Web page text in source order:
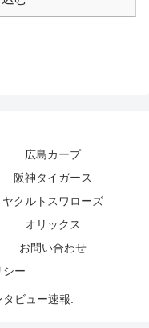
広島カープ
阪神タイガース
ヤクルトスワローズ
オリックス
お問い合わせ
シー
ビュー速報.